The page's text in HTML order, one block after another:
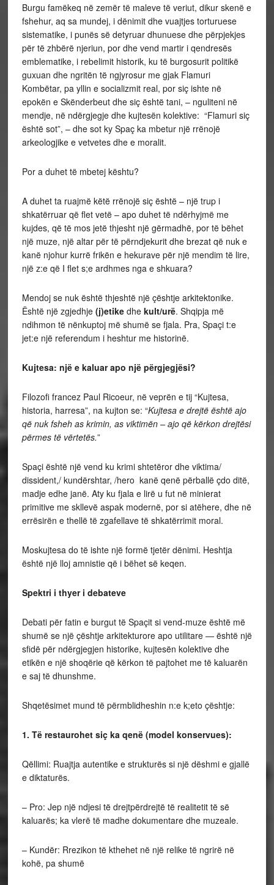
Burgu famëkeq në zemër të maleve të veriut, dikur skenë e
fshehur, aq sa mundej, i dënimit dhe vuajtjes torturuese
sistematike, i punës së detyruar dhunuese dhe përpjekjes
për të zhbërë njeriun, por dhe vend martir i qendresës
emblematike, i rebelimit historik, ku të burgosurit politikë
guxuan dhe ngritën të ngjyrosur me gjak Flamuri
Kombëtar, pa yllin e socializmit real, por siç ishte në
epokën e Skënderbeut dhe siç është tani, – nguliteni në
mendje, në ndërgjegje dhe kujtesën kolektive: “Flamuri siç
është sot”, – dhe sot ky Spaç ka mbetur një rrënojë
arkeologjike e vetvetes dhe e moralit.
Por a duhet të mbetej kështu?
A duhet ta ruajmë këtë rrënojë siç është – një trup i
shkatërruar që flet vetë – apo duhet të ndërhyjmë me
kujdes, që të mos jetë thjesht një gërmadhë, por të bëhet
një muze, një altar për të përndjekurit dhe brezat që nuk e
kanë njohur kurrë frikën e hekurave për një mendim të lire,
një z:e që I flet s;e ardhmes nga e shkuara?
Mendoj se nuk është thjeshtë një çështje arkitektonike.
Është një zgjedhje (j)etikedhe kult/urë. Shqipja më
ndihmon të nënkuptoj më shumë se fjala. Pra, Spaçi t:e
jet:e një referendum i heshtur me historinë.
Kujtesa: një e kaluar apo një përgjegjësi?
Filozofi francez Paul Ricoeur, në veprën e tij “Kujtesa,
historia, harresa”, na kujton se: “Kujtesa e drejtë është ajo
që nuk fsheh as krimin, as viktimën – ajo që kërkon drejtësi
përmes të vërtetës.”
Spaçi është një vend ku krimi shtetëror dhe viktima/
dissident,/ kundërshtar, /hero kanë qenë përballë çdo ditë,
madje edhe janë. Aty ku fjala e lirë u fut në minierat
primitive me skllevë aspak modernë, por si atëhere, dhe në
errësirën e thellë të zgafellave të shkatërrimit moral.
Moskujtesa do të ishte një formë tjetër dënimi. Heshtja
është një lloj amnistie që i bëhet së keqen.
Spektri i thyer i debateve
Debati për fatin e burgut të Spaçit si vend-muze është më
shumë se një çështje arkitekturore apo utilitare — është një
sfidë për ndërgjegjen historike, kujtesën kolektive dhe
etikën e një shoqërie që kërkon të pajtohet me të kaluarën
e saj të dhunshme.
Shqetësimet mund të përmblidheshin n:e k;eto çështje:
1. Të restaurohet siç ka qenë (model konservues):
Qëllimi: Ruajtja autentike e strukturës si një dëshmi e gjallë
e diktaturës.
– Pro: Jep një ndjesi të drejtpërdrejtë të realitetit të së
kaluarës; ka vlerë të madhe dokumentare dhe muzeale.
– Kundër: Rrezikon të kthehet në një relike të ngrirë në
kohë, pa shumë